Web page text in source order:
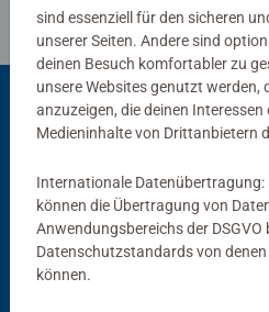
Passend dazu
sind essenziell für den sicheren
unserer Seiten. Andere sind
deinen Besuch komfortabler zu
unsere Websites genutzt werden,
anzuzeigen, die deinen
Medieninhalte von Drittanbietern
Internationale Datenübertragung:
können die Übertragung von
Anwendungsbereichs der DSGVO
Datenschutzstandards von
können.